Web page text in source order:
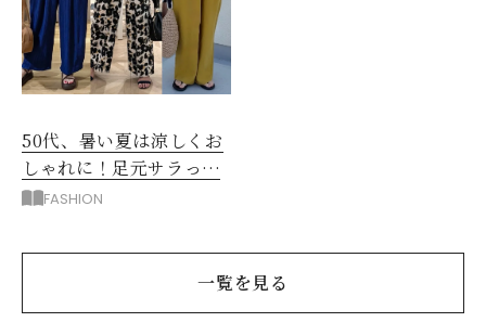
50代、暑い夏は涼しくお
しゃれに！足元サラっと
快適「優秀ワイドパン
FASHION
一覧を見る